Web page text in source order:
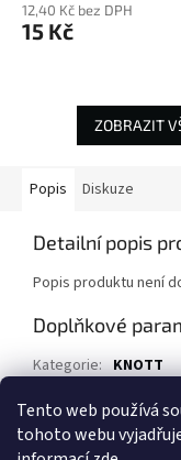
Tento web používá
tohoto webu
12,40 Kč bez DPH
15 Kč
ZOBRAZIT
Popis Diskuze
Detailní popis
Popis produktu není
Doplňkové
Kategorie: KNOTT